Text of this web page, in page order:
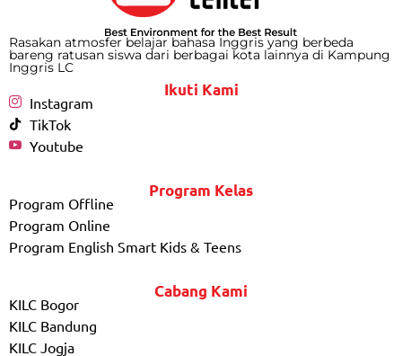
Rasakan atmosfer belajar bahasa Inggris yang berbeda
bareng ratusan siswa dari berbagai kota lainnya di Kampung
Inggris LC
Ikuti Kami
Instagram
TikTok
Youtube
Program Kelas
Program Offline
Program Online
Program English Smart Kids & Teens
Cabang Kami
KILC Bogor
KILC Bandung
KILC Jogja